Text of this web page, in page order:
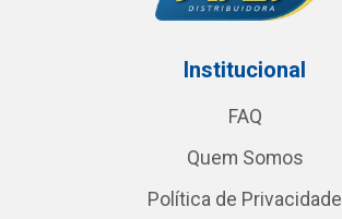
Institucional
FAQ
Quem Somos
Política de Privacidade